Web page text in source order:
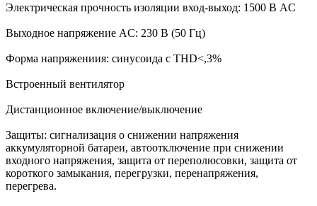
Электрическая прочность изоляции вход-выход: 1500 В AC
Выходное напряжение AC: 230 В (50 Гц)
Форма напряжениия: синусоида с THD<,3%
Встроенный вентилятор
Дистанционное включение/выключение
Защиты: сигнализация о снижении напряжения
аккумуляторной батареи, автоотключение при снижении
входного напряжения, защита от переполюсовки, защита от
короткого замыкания, перегрузки, перенапряжения,
перегрева.